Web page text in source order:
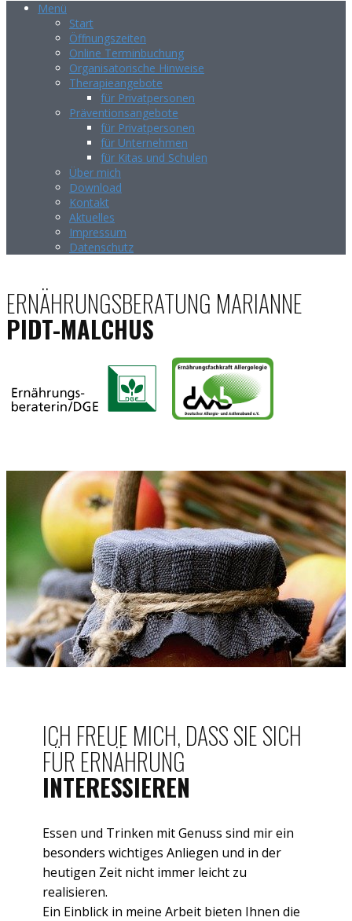
Menü
Start
Öffnungszeiten
Online Terminbuchung
Organisatorische Hinweise
Therapieangebote
für Privatpersonen
Präventionsangebote
für Privatpersonen
für Unternehmen
für Kitas und Schulen
Über mich
Download
Kontakt
Aktuelles
Impressum
Datenschutz
ERNÄHRUNGSBERATUNG MARIANNE
PIDT-MALCHUS
ICH FREUE MICH, DASS SIE SICH
FÜR ERNÄHRUNG
INTERESSIEREN
Essen und Trinken mit Genuss sind mir ein
besonders wichtiges Anliegen und in der
heutigen Zeit nicht immer leicht zu
realisieren.
Ein Einblick in meine Arbeit bieten Ihnen die